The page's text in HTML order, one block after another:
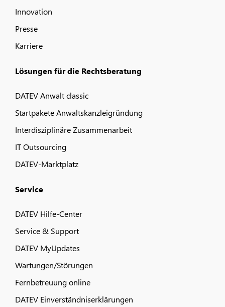
Innovation
Presse
Karriere
Lösungen für die Rechtsberatung
DATEV Anwalt classic
Startpakete Anwaltskanzleigründung
Interdisziplinäre Zusammenarbeit
IT Outsourcing
DATEV-Marktplatz
Service
DATEV Hilfe-Center
Service & Support
DATEV MyUpdates
Wartungen/Störungen
Fernbetreuung online
DATEV Einverständniserklärungen